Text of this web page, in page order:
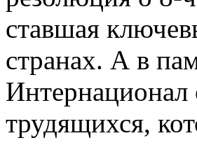
ставшая
странах. А в
трудящихся,